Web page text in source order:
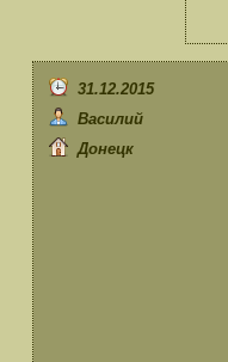
31.12.2015
Василий
Донецк